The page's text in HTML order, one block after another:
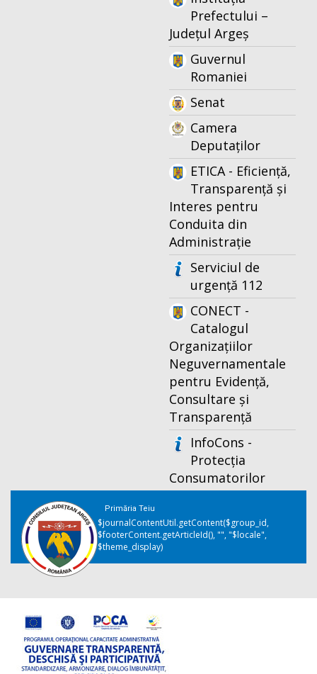
Prefectului –
Județul Argeș
Guvernul
Romaniei
Senat
Camera
Deputaților
ETICA - Eficiență,
Transparență și
Interes pentru
Conduita din
Administrație
Serviciul de
urgență 112
CONECT -
Catalogul
Organizațiilor
Neguvernamentale
pentru Evidență,
Consultare și
Transparență
InfoCons -
Protecția
Consumatorilor
Primăria Teiu
$journalContentUtil.getContent($group_id,
$footerContent.getArticleId(), "", "$locale",
$theme_display)